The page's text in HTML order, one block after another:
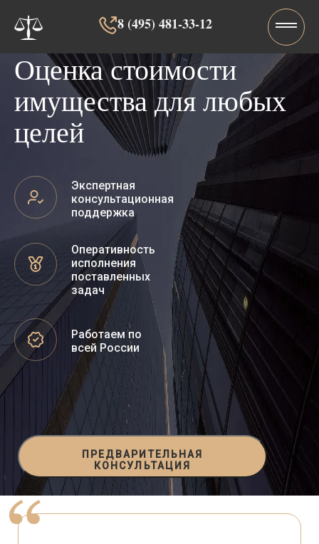
8 (495) 481-33-12‬‬
Оценка стоимости
имущества для любых
целей
Экспертная
консультационная
поддержка
Оперативность
исполнения
поставленных
задач
Работаем по
всей России
ПРЕДВАРИТЕЛЬНАЯ
КОНСУЛЬТАЦИЯ